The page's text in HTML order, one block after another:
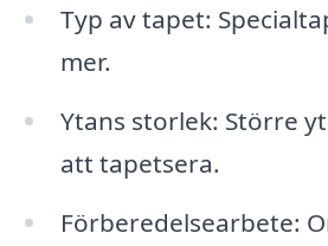
Typ av tapet:
mer.
Ytans storlek: Större
att tapetsera.
Förberedelsearbete: